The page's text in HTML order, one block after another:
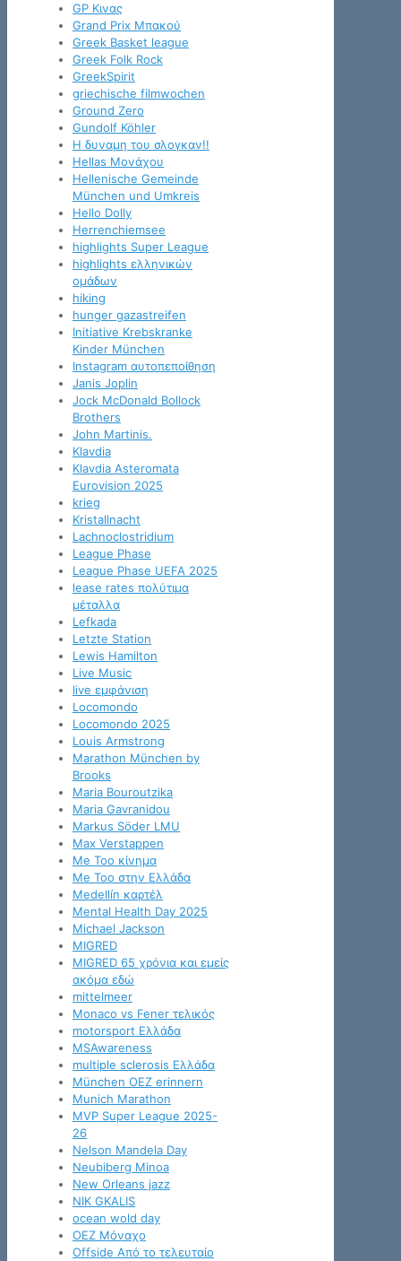
GP Κινας
Grand Prix Μπακού
Greek Basket league
Greek Folk Rock
GreekSpirit
griechische filmwochen
Ground Zero
Gundolf Köhler
H δυναμη του σλογκαν!!
Hellas Μονάχου
Hellenische Gemeinde
München und Umkreis
Hello Dolly
Herrenchiemsee
highlights Super League
highlights ελληνικών
ομάδων
hiking
hunger gazastreifen
Initiative Krebskranke
Kinder München
Instagram αυτοπεποίθηση
Janis Joplin
Jock McDonald Bollock
Brothers
John Martinis.
Klavdia
Klavdia Asteromata
Eurovision 2025
krieg
Kristallnacht
Lachnoclostridium
League Phase
League Phase UEFA 2025
lease rates πολύτιμα
μέταλλα
Lefkada
Letzte Station
Lewis Hamilton
Live Music
live εμφάνιση
Locomondo
Locomondo 2025
Louis Armstrong
Marathon München by
Brooks
Maria Bouroutzika
Maria Gavranidou
Markus Söder LMU
Max Verstappen
Me Too κίνημα
Me Too στην Ελλάδα
Medellín καρτέλ
Mental Health Day 2025
Michael Jackson
MIGRED
MIGRED 65 χρόνια και εμείς
ακόμα εδώ
mittelmeer
Monaco vs Fener τελικός
motorsport Ελλάδα
MSAwareness
multiple sclerosis Ελλάδα
München OEZ erinnern
Munich Marathon
MVP Super League 2025-
26
Nelson Mandela Day
Neubiberg Minoa
New Orleans jazz
NIK GKALIS
ocean wold day
OEZ Μόναχο
Offside Από το τελευταίο